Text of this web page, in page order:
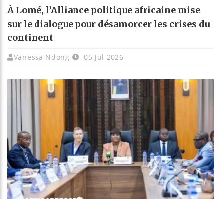
À Lomé, l’Alliance politique africaine mise
sur le dialogue pour désamorcer les crises du
continent
Vanessa Ndong 05 Jul 2026